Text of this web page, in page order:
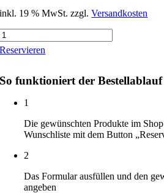
inkl. 19 % MwSt. zzgl.Versandkosten
Reservieren
So funktioniert der Bestellablauf
1
Die gewünschten Produkte im
Wunschliste mit dem Button
2
Das Formular ausfüllen und den
angeben